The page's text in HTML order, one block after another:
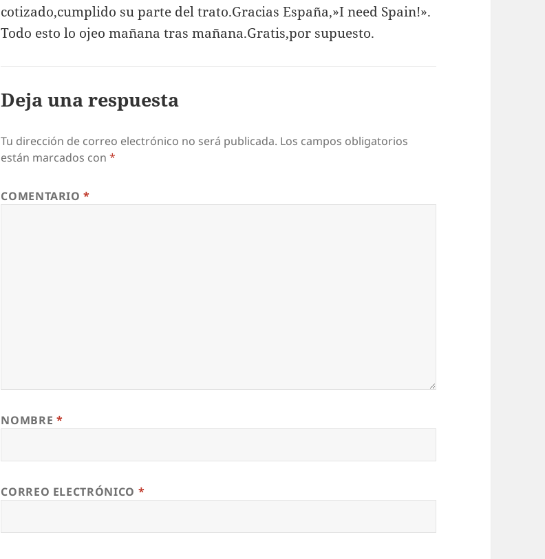
cotizado,cumplido su parte del trato.Gracias España,»I need Spain!».
Todo esto lo ojeo mañana tras mañana.Gratis,por supuesto.
Deja una respuesta
Tu dirección de correo electrónico no será publicada. Los campos obligatorios
están marcados con*
COMENTARIO*
NOMBRE *
CORREO ELECTRÓNICO *